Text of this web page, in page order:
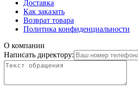
Доставка
Как заказать
Возврат товара
Политика конфиденциальности
О компании
Написать директору: